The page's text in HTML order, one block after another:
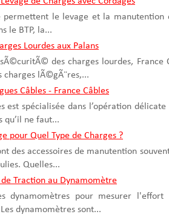
permettent le levage et la manutention
le BTP, la...
Lourdes aux Palans
des charges lourdes, France
charges lÃ©gÃ¨res,...
Câbles - France Câbles
est spécialisée dans l’opération
qu’il ne faut...
pour Quel Type de Charges ?
des accessoires de manutention
Quelles...
Traction au Dynamomètre
dynamomètres pour mesurer
dynamomètres sont...